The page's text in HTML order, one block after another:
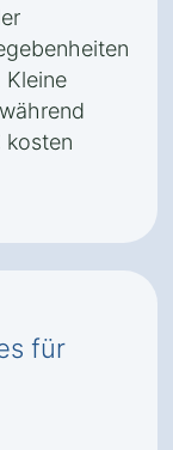
Kleine
kosten
für